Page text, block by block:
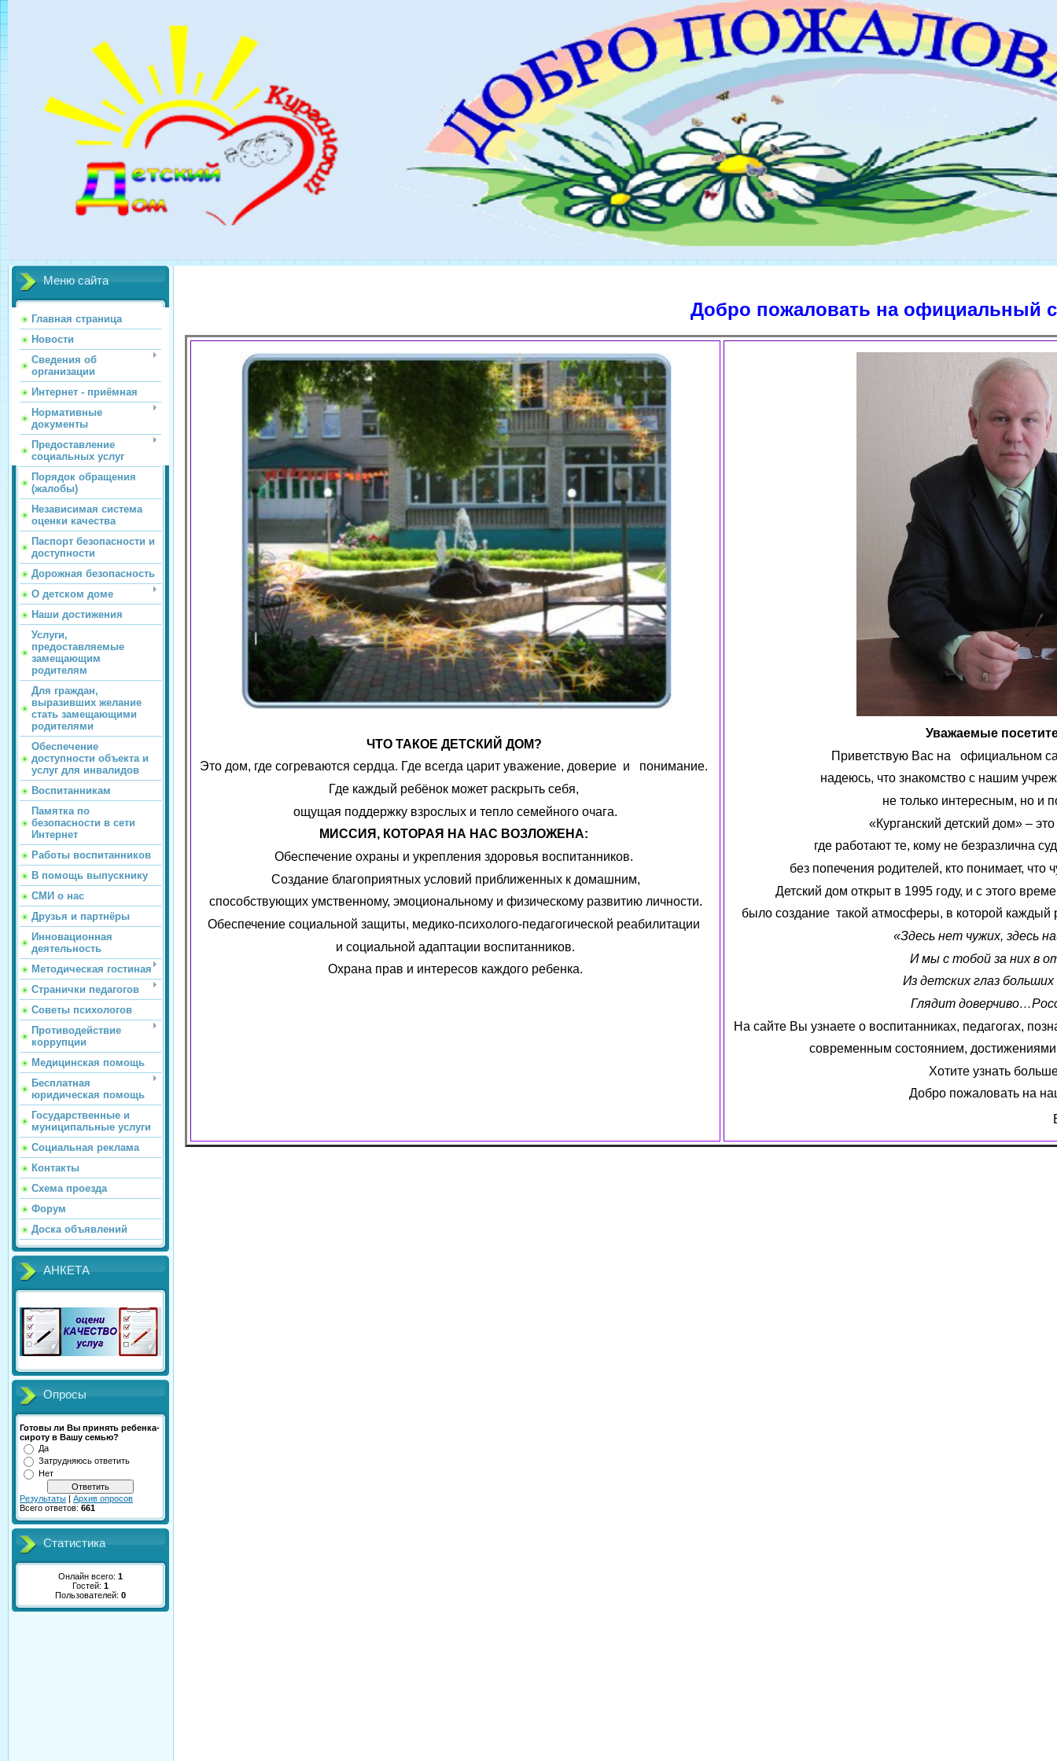
Меню сайта
Главная страница
Новости
Сведения об
организации
Интернет - приёмная
Нормативные
документы
Предоставление
социальных услуг
Порядок обращения
(жалобы)
Независимая система
оценки качества
Паспорт безопасности и
доступности
Дорожная безопасность
О детском доме
Наши достижения
Услуги,
предоставляемые
замещающим
родителям
Для граждан,
выразивших желание
стать замещающими
родителями
Обеспечение
доступности объекта и
услуг для инвалидов
Воспитанникам
Памятка по
безопасности в сети
Интернет
Работы воспитанников
В помощь выпускнику
СМИ о нас
Друзья и партнёры
Инновационная
деятельность
Методическая гостиная
Странички педагогов
Советы психологов
Противодействие
коррупции
Медицинская помощь
Бесплатная
юридическая помощь
Государственные и
муниципальные услуги
Социальная реклама
Контакты
Схема проезда
Форум
Доска объявлений
АНКЕТА
Опросы
Готовы ли Вы принять ребенка-
сироту в Вашу семью?
Да
Затрудняюсь ответить
Нет
Результаты
Архив опросов
Всего ответов: 661
Статистика
Онлайн всего: 1
Гостей: 1
Пользователей: 0
Добро пожаловать на официальный сайт
ЧТО ТАКОЕ ДЕТСКИЙ ДОМ?
Это дом, где согреваются сердца. Где всегда царит уважение, доверие и понимание.
Где каждый ребёнок может раскрыть себя,
ощущая поддержку взрослых и тепло семейного очага.
МИССИЯ, КОТОРАЯ НА НАС ВОЗЛОЖЕНА:
Обеспечение охраны и укрепления здоровья воспитанников.
Создание благоприятных условий приближенных к домашним,
способствующих умственному, эмоциональному и физическому развитию личности.
Обеспечение социальной защиты, медико-психолого-педагогической реабилитации
и социальной адаптации воспитанников.
Охрана прав и интересов каждого ребенка.
Уважаемые
Приветствую Вас на официальном
надеюсь, что знакомство с нашим
не только интересным, но
«Курганский детский дом» –
где работают те, кому не безразлична
без попечения родителей, кто понимает,
Детский дом открыт в 1995 году, и с этого
было создание такой атмосферы, в которой каждый
«Здесь нет чужих, здесь
И мы с тобой за них в
Из детских глаз больших
Глядит
На сайте Вы узнаете о воспитанниках, педагогах,
современным состоянием,
Хотите узнать
Добро пожаловать на
Василий